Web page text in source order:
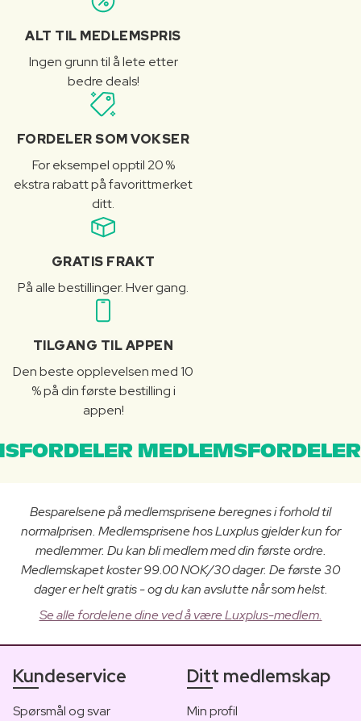
ALT TIL MEDLEMSPRIS
Ingen grunn til å lete etter
bedre deals!
FORDELER SOM VOKSER
For eksempel opptil 20 %
ekstra rabatt på favorittmerket
ditt.
GRATIS FRAKT
På alle bestillinger. Hver gang.
TILGANG TIL APPEN
Den beste opplevelsen med 10
% på din første bestilling i
appen!
Besparelsene på medlemsprisene beregnes i forhold til
normalprisen. Medlemsprisene hos Luxplus gjelder kun for
medlemmer. Du kan bli medlem med din første ordre.
Medlemskapet koster 99.00 NOK/30 dager. De første 30
dager er helt gratis - og du kan avslutte når som helst.
Se alle fordelene dine ved å være Luxplus-medlem.
Kundeservice
Spørsmål og svar
Ditt medlemskap
Min profil